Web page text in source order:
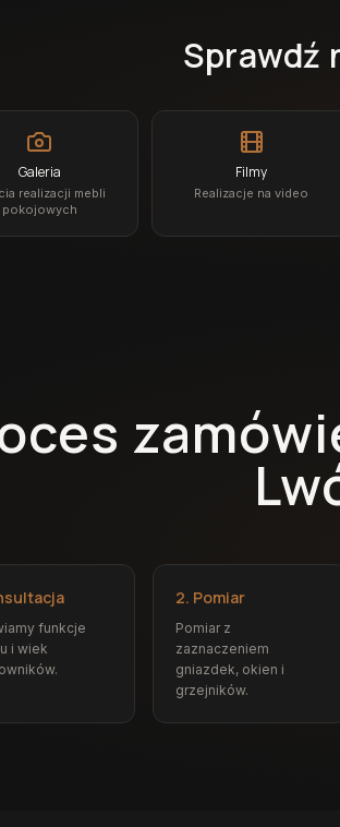
Sprawdź
Galeria
realizacji mebli
pokojowych
Filmy
Realizacje na video
funkcje
i wiek
2. Pomiar
Pomiar z
zaznaczeniem
gniazdek, okien i
grzejników.